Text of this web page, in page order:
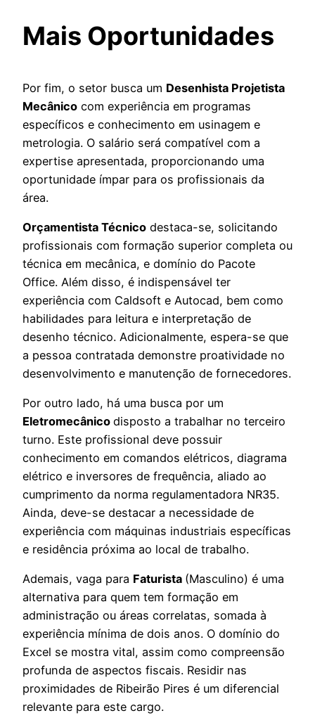
Mais Oportunidades
Por fim, o setor busca um Desenhista Projetista
Mecânico com experiência em programas
específicos e conhecimento em usinagem e
metrologia. O salário será compatível com a
expertise apresentada, proporcionando uma
oportunidade ímpar para os profissionais da
área.
Orçamentista Técnico destaca-se, solicitando
profissionais com formação superior completa ou
técnica em mecânica, e domínio do Pacote
Office. Além disso, é indispensável ter
experiência com Caldsoft e Autocad, bem como
habilidades para leitura e interpretação de
desenho técnico. Adicionalmente, espera-se que
a pessoa contratada demonstre proatividade no
desenvolvimento e manutenção de fornecedores.
Por outro lado, há uma busca por um
Eletromecânico disposto a trabalhar no terceiro
turno. Este profissional deve possuir
conhecimento em comandos elétricos, diagrama
elétrico e inversores de frequência, aliado ao
cumprimento da norma regulamentadora NR35.
Ainda, deve-se destacar a necessidade de
experiência com máquinas industriais específicas
e residência próxima ao local de trabalho.
Ademais, vaga para Faturista (Masculino) é uma
alternativa para quem tem formação em
administração ou áreas correlatas, somada à
experiência mínima de dois anos. O domínio do
Excel se mostra vital, assim como compreensão
profunda de aspectos fiscais. Residir nas
proximidades de Ribeirão Pires é um diferencial
relevante para este cargo.